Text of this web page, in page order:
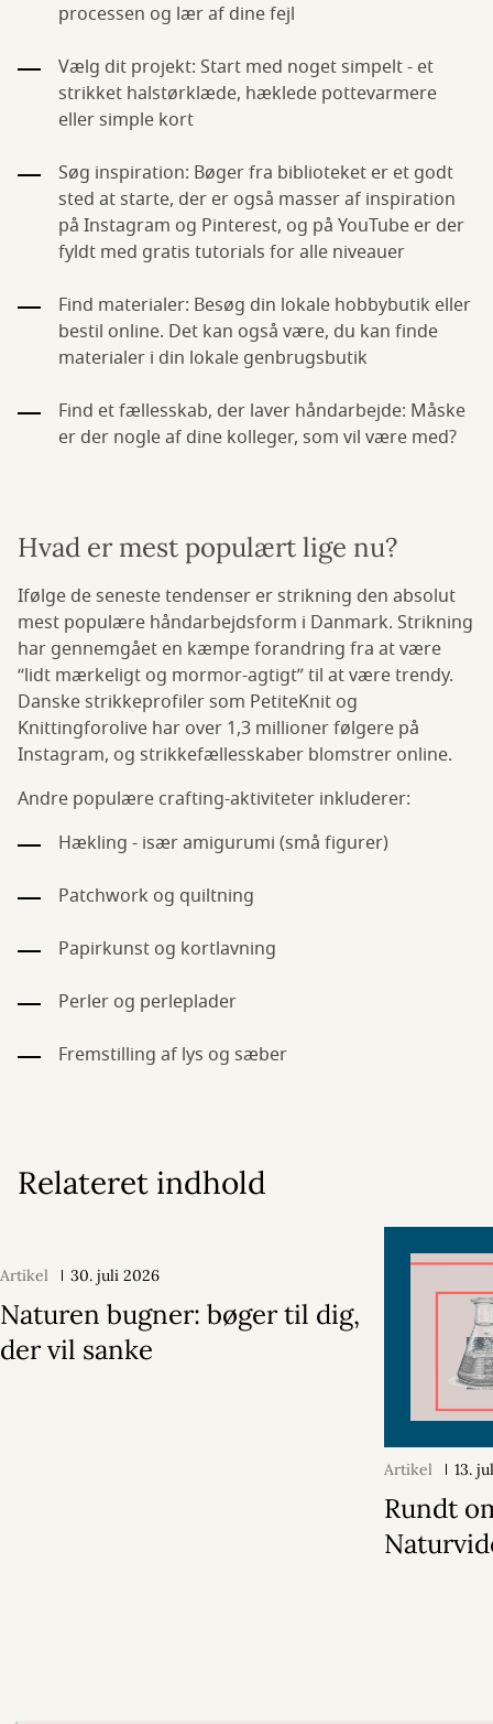
processen og lær af dine fejl
Vælg dit projekt: Start med noget simpelt - et
strikket halstørklæde, hæklede pottevarmere
eller simple kort
Søg inspiration: Bøger fra biblioteket er et godt
sted at starte, der er også masser af inspiration
på Instagram og Pinterest, og på YouTube er der
fyldt med gratis tutorials for alle niveauer
Find materialer: Besøg din lokale hobbybutik eller
bestil online. Det kan også være, du kan finde
materialer i din lokale genbrugsbutik
Find et fællesskab, der laver håndarbejde: Måske
er der nogle af dine kolleger, som vil være med?
Hvad er mest populært lige nu?
Ifølge de seneste tendenser er strikning den absolut
mest populære håndarbejdsform i Danmark. Strikning
har gennemgået en kæmpe forandring fra at være
“lidt mærkeligt og mormor-agtigt” til at være trendy.
Danske strikkeprofiler som PetiteKnit og
Knittingforolive har over 1,3 millioner følgere på
Instagram, og strikkefællesskaber blomstrer online.
Andre populære crafting-aktiviteter inkluderer:
Hækling - især amigurumi (små figurer)
Patchwork og quiltning
Papirkunst og kortlavning
Perler og perleplader
Fremstilling af lys og sæber
Relateret indhold
Artikel 30. juli 2026
Naturen bugner: bøger til dig,
der vil sanke
Artikel 13.
Rundt